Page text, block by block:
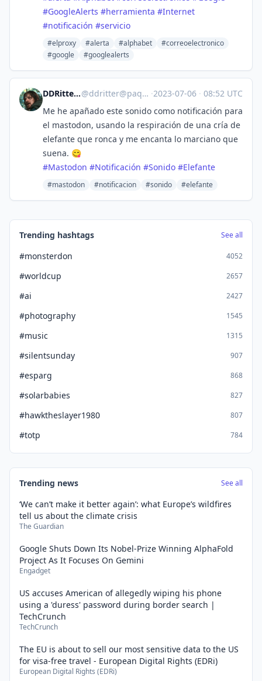
#GoogleAlerts #herramienta #Internet
#notificación #servicio
#elproxy #alerta #alphabet
#correoelectronico
#google
#googlealerts
DDRitter 🏳️‍🌈🎗️🇵🇸@ddritter@paquita.masto.host ·2023-07-06 · 08:52 UTC
Me he apañado este sonido como notificación para
el mastodon, usando la respiración de una cría de
elefante que ronca y me encanta lo marciano que
suena. 😋
#Mastodon #Notificación #Sonido #Elefante
#mastodon #notificacion #sonido #elefante
Trending hashtags See all
#monsterdon 4052
#worldcup 2657
#ai 2427
#photography 1545
#music 1315
#silentsunday 907
#esparg 868
#solarbabies 827
#hawktheslayer1980 807
#totp 784
Trending news See all
‘We can’t make it better again’: what Europe’s wildfires
tell us about the climate crisis
The Guardian
Google Shuts Down Its Nobel-Prize Winning AlphaFold
Project As It Focuses On Gemini
Engadget
US accuses American of allegedly wiping his phone
using a 'duress' password during border search |
TechCrunch
TechCrunch
The EU is about to sell our most sensitive data to the US
for visa-free travel - European Digital Rights (EDRi)
European Digital Rights (EDRi)